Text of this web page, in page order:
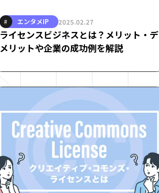
# エンタメIP 2025.02.27
ライセンスビジネスとは？メリット・デ
メリットや企業の成功例を解説